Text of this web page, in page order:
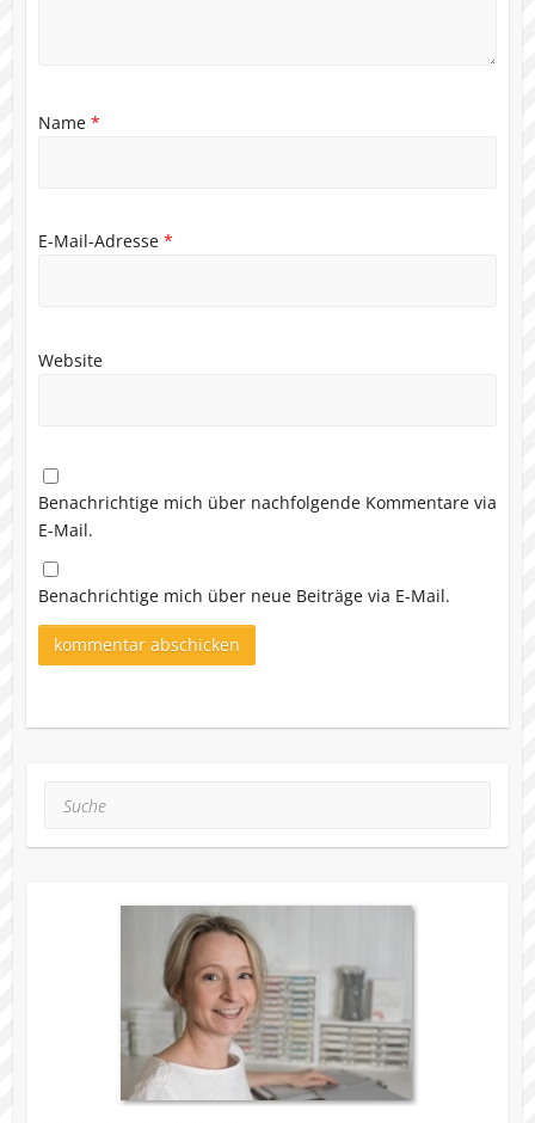
Name *
E-Mail-Adresse *
Website
Benachrichtige mich über nachfolgende Kommentare via
E-Mail.
Benachrichtige mich über neue Beiträge via E-Mail.